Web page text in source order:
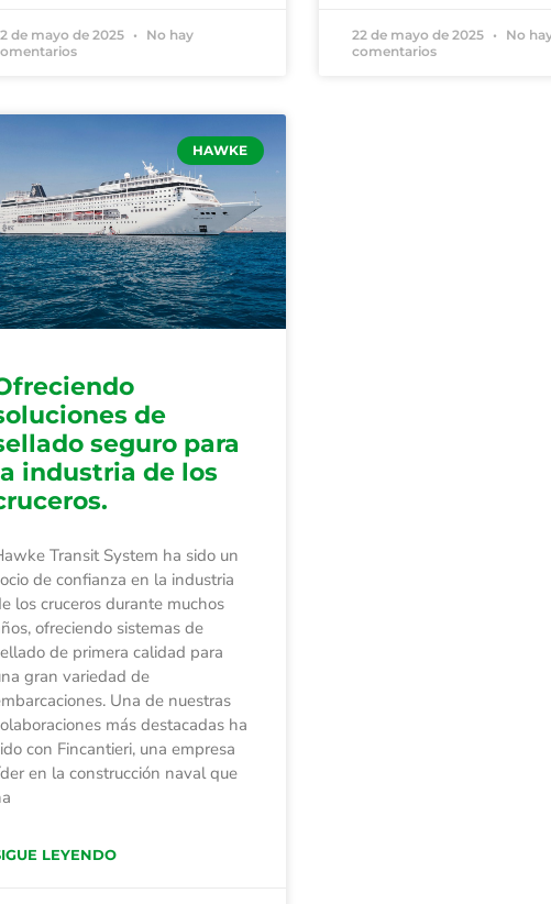
de mayo de 2025
No hay
22 de mayo de 2025
No
comentarios
HAWKE
de
seguro para
industria de los
Transit System ha sido un
de confianza en la industria
los cruceros durante muchos
ofreciendo sistemas de
de primera calidad para
gran variedad de
Una de nuestras
más destacadas ha
con Fincantieri, una empresa
en la construcción naval que
LEYENDO